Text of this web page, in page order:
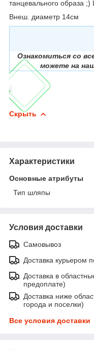
танцевального образа ;)
Внеш. диаметр 14см
Ознакомиться со
можете на
Скрыть
Характеристики
Основные атрибуты
Тип шляпы
Условия доставки
Самовывоз
Доставка курьером
Доставка в
предоплате)
Доставка ниже
города и поселки)
Все условия доставки